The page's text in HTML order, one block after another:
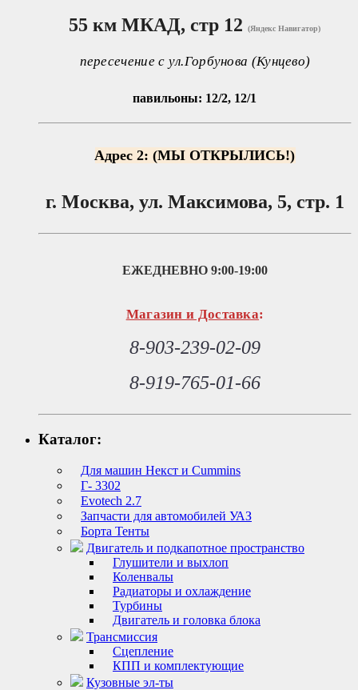
55 км МКАД, стр 12 (Яндекс Навигатор)
пересечение с ул.Горбунова (Кунцево)
павильоны: 12/2, 12/1
Адрес 2: (МЫ ОТКРЫЛИСЬ!)
г. Москва, ул. Максимова, 5, стр. 1
ЕЖЕДНЕВНО 9:00-19:00
Магазин и Доставка:
8-903-239-02-09
8-919-765-01-66
Каталог:
Для машин Некст и Cummins
Г- 3302
Evotech 2.7
Запчасти для автомобилей УАЗ
Борта Тенты
Двигатель и подкапотное пространство
Глушители и выхлоп
Коленвалы
Радиаторы и охлаждение
Турбины
Двигатель и головка блока
Трансмиссия
Сцепление
КПП и комплектующие
Кузовные эл-ты